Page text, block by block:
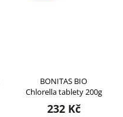
BONITAS BIO
Chlorella tablety 200g
232 Kč